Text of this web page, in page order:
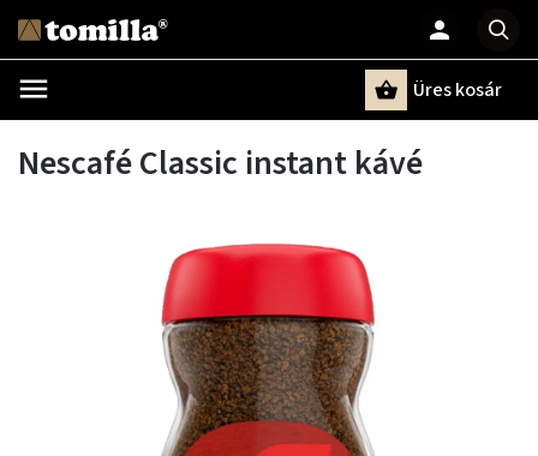
Üres kosár
Nescafé Classic instant kávé